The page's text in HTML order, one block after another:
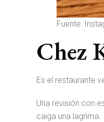
Fuente:
Chez
Es el restaurante
Una revisión con
caiga una lagrima.